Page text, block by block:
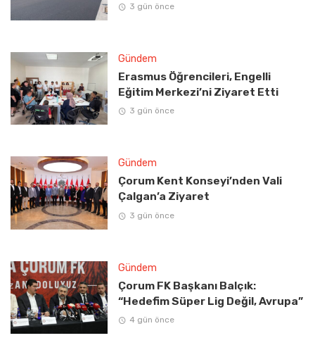
3 gün önce
Gündem
Erasmus Öğrencileri, Engelli
Eğitim Merkezi’ni Ziyaret Etti
3 gün önce
Gündem
Çorum Kent Konseyi’nden Vali
Çalgan’a Ziyaret
3 gün önce
Gündem
Çorum FK Başkanı Balçık:
“Hedefim Süper Lig Değil, Avrupa”
4 gün önce